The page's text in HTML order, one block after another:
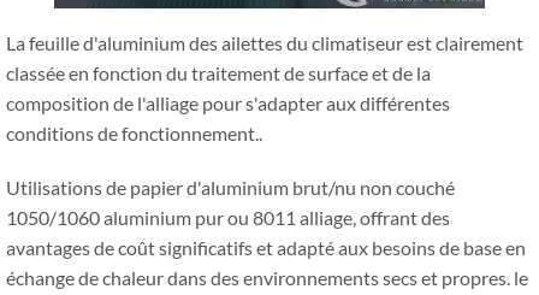
La feuille d'aluminium des ailettes du climatiseur est clairement
classée en fonction du traitement de surface et de la
composition de l'alliage pour s'adapter aux différentes
conditions de fonctionnement..
Utilisations de papier d'aluminium brut/nu non couché
1050/1060 aluminium pur ou 8011 alliage, offrant des
avantages de coût significatifs et adapté aux besoins de base en
échange de chaleur dans des environnements secs et propres. le